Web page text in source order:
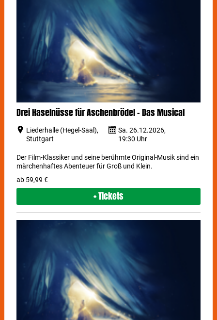
Drei Haselnüsse für Aschenbrödel - Das Musical
Liederhalle (Hegel-Saal),
Stuttgart
Sa. 26.12.2026,
19:30 Uhr
Der Film-Klassiker und seine berühmte Original-Musik sind ein
märchenhaftes Abenteuer für Groß und Klein.
ab 59,99 €
+ Tickets